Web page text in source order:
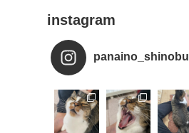
instagram
panaino_shinobu